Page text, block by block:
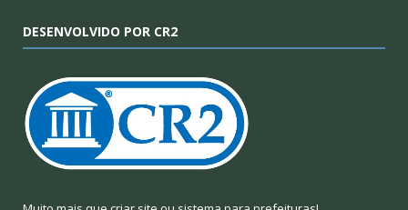
DESENVOLVIDO POR CR2